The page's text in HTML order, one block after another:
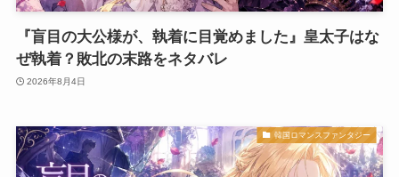
『盲目の大公様が、執着に目覚めました』皇太子はな
ぜ執着？敗北の末路をネタバレ
2026年8月4日
韓国ロマンスファンタジー